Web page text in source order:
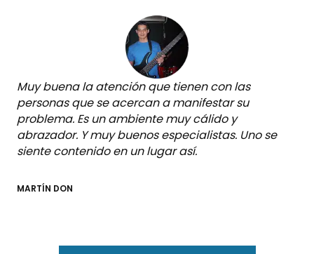
Muy buena la atención que tienen con las
personas que se acercan a manifestar su
problema. Es un ambiente muy cálido y
abrazador. Y muy buenos especialistas. Uno se
siente contenido en un lugar así.
MARTÍN DON